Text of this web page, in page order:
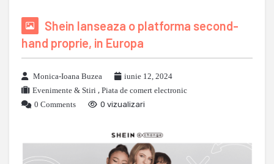
Shein lanseaza o platforma second-
hand proprie, in Europa
Monica-Ioana Buzea
iunie 12, 2024
Evenimente & Stiri , Piata de comert electronic
0 Comments
0 vizualizari